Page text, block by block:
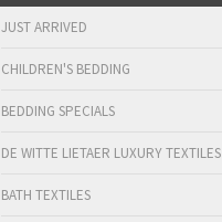
JUST ARRIVED
CHILDREN'S BEDDING
BEDDING SPECIALS
DE WITTE LIETAER LUXURY TEXTILES
BATH TEXTILES